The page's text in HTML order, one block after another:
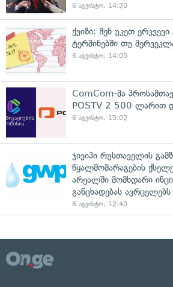
6 აგვისტო, 14:20
ქვიზი: შენ უკეთ
ტერმინებში თუ
6 აგვისტო, 14:00
ComCom-მა
POSTV 2 500 ლარით
6 აგვისტო, 13:02
ჯივიპი რუსთაველის
წყალმომარაგების
არეალში მომხდარი
განცხადებას ავრცელებს
6 აგვისტო, 12:40